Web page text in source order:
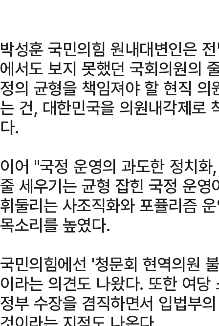
박성훈 국민의힘 원내대변인은
에서도 보지 못했던 국회의원의
정의 균형을 책임져야 할 현직
는 건, 대한민국을 의원내각제로
다.
이어 "국정 운영의 과도한 정치
줄 세우기는 균형 잡힌 국정 운
휘둘리는 사조직화와 포퓰리즘
목소리를 높였다.
국민의힘에선 '청문회 현역의원
이라는 의견도 나왔다. 또한 여
정부 수장을 겸직하면서 입법부